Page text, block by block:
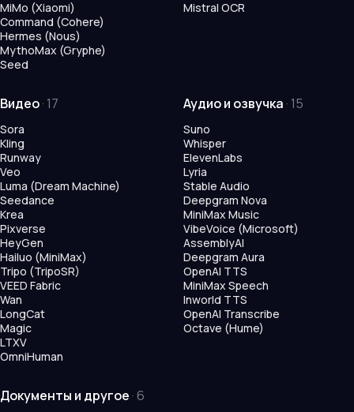
MiMo (Xiaomi)
Command (Cohere)
Hermes (Nous)
MythoMax (Gryphe)
Seed
Mistral OCR
Видео· 17
Sora
Kling
Runway
Veo
Luma (Dream Machine)
Seedance
Krea
Pixverse
HeyGen
Hailuo (MiniMax)
Tripo (TripoSR)
VEED Fabric
Wan
LongCat
Magic
LTXV
OmniHuman
Аудио и озвучка · 15
Suno
Whisper
ElevenLabs
Lyria
Stable Audio
Deepgram Nova
MiniMax Music
VibeVoice (Microsoft)
AssemblyAI
Deepgram Aura
OpenAI TTS
MiniMax Speech
Inworld TTS
OpenAI Transcribe
Octave (Hume)
Документы и другое ·6